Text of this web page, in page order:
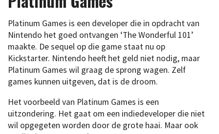
Platinum Games is een developer die in opdracht van
Nintendo het goed ontvangen ‘The Wonderful 101’
maakte. De sequel op die game staat nu op
Kickstarter. Nintendo heeft het geld niet nodig, maar
Platinum Games wil graag de sprong wagen. Zelf
games kunnen uitgeven, dat is de droom.
Het voorbeeld van Platinum Games is een
uitzondering. Het gaat om een indiedeveloper die niet
wil opgegeten worden door de grote haai. Maar ook